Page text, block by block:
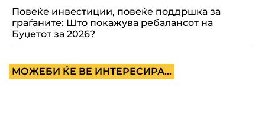
Повеќе инвестиции, повеќе поддршка за
граѓаните: Што покажува ребалансот на
Буџетот за 2026?
МОЖЕБИ ЌЕ ВЕ ИНТЕРЕСИРА...